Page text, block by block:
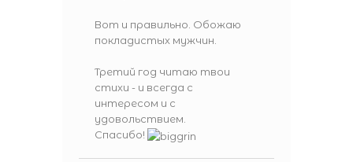
Вот и правильно. Обожаю
покладистых мужчин.
Третий год читаю твои
стихи - и всегда с
интересом и с
удовольствием.
Спасибо!